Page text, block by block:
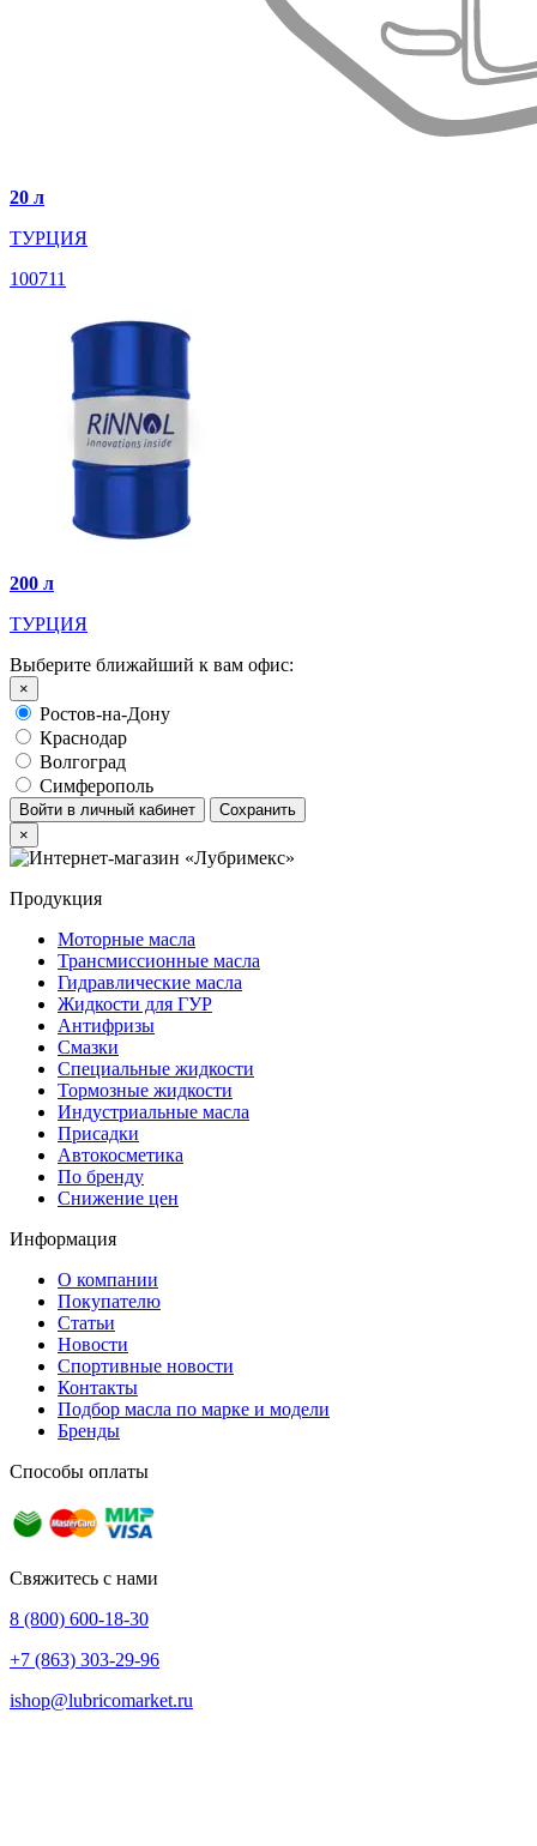
20 л
ТУРЦИЯ
100711
200 л
ТУРЦИЯ
Выберите ближайший к вам офис:
×
Ростов-на-Дону
Краснодар
Волгоград
Симферополь
Войти в личный кабинет
Сохранить
×
Продукция
Моторные масла
Трансмиссионные масла
Гидравлические масла
Жидкости для ГУР
Антифризы
Смазки
Специальные жидкости
Тормозные жидкости
Индустриальные масла
Присадки
Автокосметика
По бренду
Снижение цен
Информация
О компании
Покупателю
Статьи
Новости
Спортивные новости
Контакты
Подбор масла по марке и модели
Бренды
Способы оплаты
Свяжитесь с нами
8 (800) 600-18-30
+7 (863) 303-29-96
ishop@lubricomarket.ru